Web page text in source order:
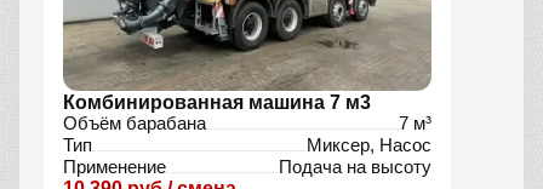
Комбинированная машина 7 м3
Объём барабана
7 м³
Тип
Миксер, Насос
Применение
Подача на высоту